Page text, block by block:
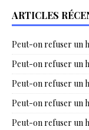
ARTICLES
Peut-on refuser un
Peut-on refuser un
Peut-on refuser un
Peut-on refuser un
Peut-on refuser un